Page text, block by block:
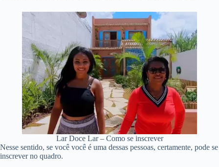
Lar Doce Lar – Como se inscrever
Nesse sentido, se você você é uma dessas pessoas, certamente, pode se
inscrever no quadro.